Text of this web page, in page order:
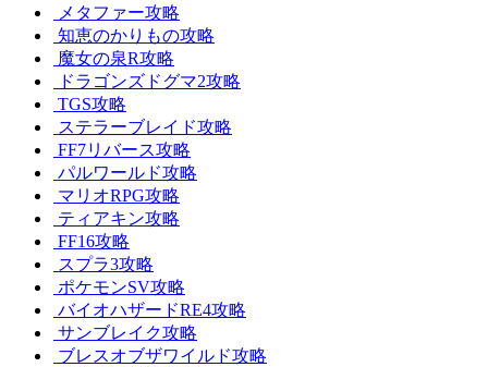
メタファー攻略
知恵のかりもの攻略
魔女の泉R攻略
ドラゴンズドグマ2攻略
TGS攻略
ステラーブレイド攻略
FF7リバース攻略
パルワールド攻略
マリオRPG攻略
ティアキン攻略
FF16攻略
スプラ3攻略
ポケモンSV攻略
バイオハザードRE4攻略
サンブレイク攻略
ブレスオブザワイルド攻略